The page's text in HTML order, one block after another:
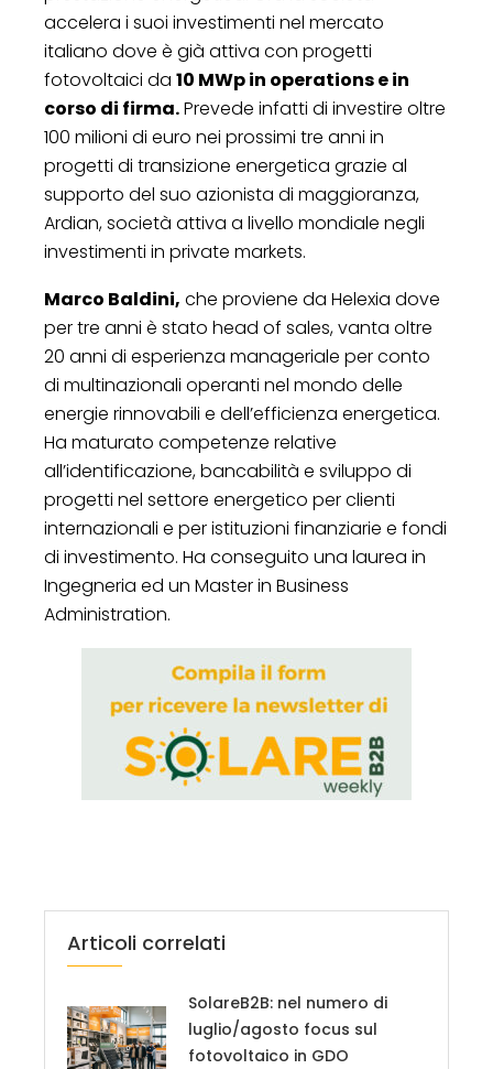
accelera i suoi investimenti nel mercato
italiano dove è già attiva con progetti
fotovoltaici da 10 MWp in operations e in
corso di firma.Prevede infatti di investire oltre
100 milioni di euro nei prossimi tre anni in
progetti di transizione energetica grazie al
supporto del suo azionista di maggioranza,
Ardian, società attiva a livello mondiale negli
investimenti in private markets.
Marco Baldini, che proviene da Helexia dove
per tre anni è stato head of sales, vanta oltre
20 anni di esperienza manageriale per conto
di multinazionali operanti nel mondo delle
energie rinnovabili e dell’efficienza energetica.
Ha maturato competenze relative
all’identificazione, bancabilità e sviluppo di
progetti nel settore energetico per clienti
internazionali e per istituzioni finanziarie e fondi
di investimento. Ha conseguito una laurea in
Ingegneria ed un Master in Business
Administration.
Articoli correlati
SolareB2B: nel numero di
luglio/agosto focus sul
fotovoltaico in GDO